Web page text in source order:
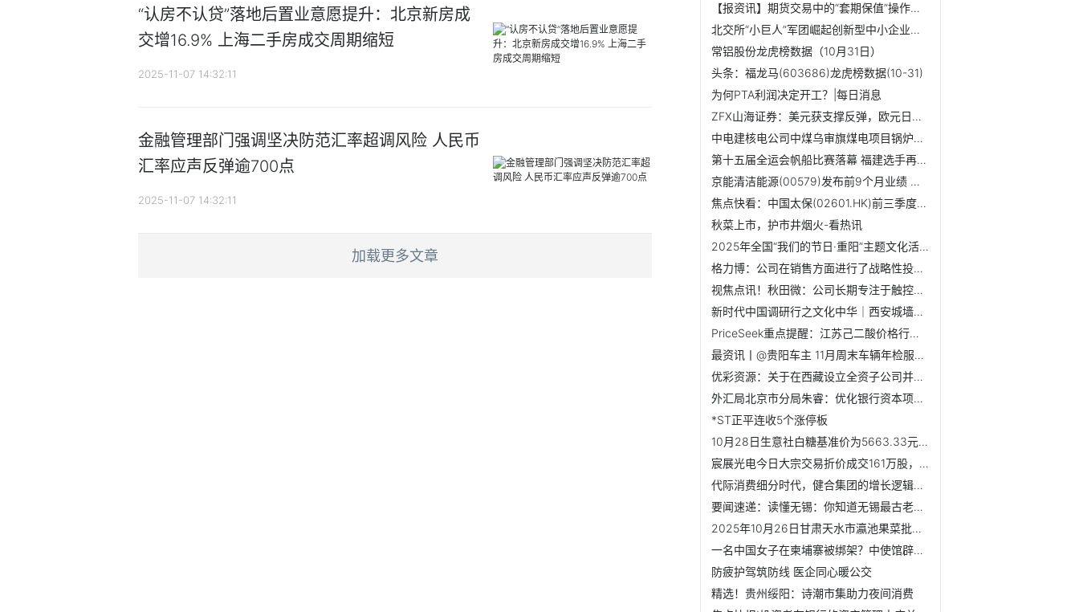
“认房不认贷”落地后置业意愿提升：北京新房成
交增16.9% 上海二手房成交周期缩短
2025-11-07 14:32:11
金融管理部门强调坚决防范汇率超调风险 人民币
汇率应声反弹逾700点
2025-11-07 14:32:11
加载更多文章
【报资讯】期货交易中的“套期保值”操作实例？
北交所“小巨人”军团崛起创新型中小企业集群效应凸显
常铝股份龙虎榜数据（10月31日）
头条：福龙马(603686)龙虎榜数据(10-31)
为何PTA利润决定开工？|每日消息
ZFX山海证券：美元获支撑反弹，欧元日元升势受限
中电建核电公司中煤乌审旗煤电项目锅炉受热面全面开焊，助力...
第十五届全运会帆船比赛落幕 福建选手再获一银一铜-独家
京能清洁能源(00579)发布前9个月业绩 归母净利润24.25亿元 ...
焦点快看：中国太保(02601.HK)前三季度净利457亿元 同比增长19.3%
秋菜上市，护市井烟火-看热讯
2025年全国“我们的节日·重阳”主题文化活动在河南省驻马店...
格力博：公司在销售方面进行了战略性投入，此类投入的回报周...
视焦点讯！秋田微：公司长期专注于触控显示行业，为客户提供...
新时代中国调研行之文化中华｜西安城墙：当千年城垣遇见数字文明
PriceSeek重点提醒：江苏己二酸价格行情走弱
最资讯丨@贵阳车主 11月周末车辆年检服务时间表请查收
优彩资源：关于在西藏设立全资子公司并完成工商登记的公告 ...
外汇局北京市分局朱睿：优化银行资本项目外汇收入支付便利化...
*ST正平连收5个涨停板
10月28日生意社白糖基准价为5663.33元/吨
宸展光电今日大宗交易折价成交161万股，成交额5288.85万元|焦点资讯
代际消费细分时代，健合集团的增长逻辑更清晰了
要闻速递：读懂无锡：你知道无锡最古老的树木在哪里吗
2025年10月26日甘肃天水市瀛池果菜批发市场价格行情_热文
一名中国女子在柬埔寨被绑架？中使馆辟谣：传言不实
防疲护驾筑防线 医企同心暖公交
精选！贵州绥阳：诗潮市集助力夜间消费